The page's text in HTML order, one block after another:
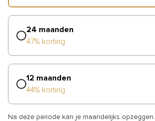
24 maanden
47% korting
12 maanden
44% korting
Na deze periode kan je maandelijks opzeggen.